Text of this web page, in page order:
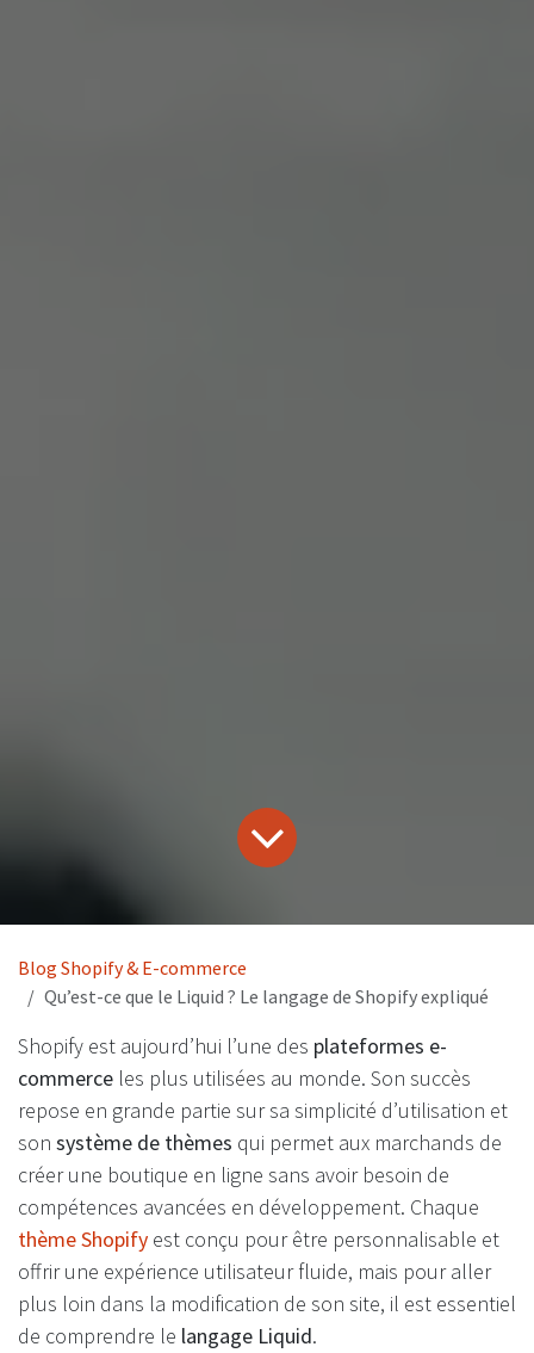
Blog Shopify & E-commerce
Qu’est-ce que le Liquid ? Le langage de Shopify expliqué
Shopify est aujourd’hui l’une des plateformes e-
commerce les plus utilisées au monde. Son succès
repose en grande partie sur sa simplicité d’utilisation et
son système de thèmes qui permet aux marchands de
créer une boutique en ligne sans avoir besoin de
compétences avancées en développement. Chaque
thème Shopify est conçu pour être personnalisable et
offrir une expérience utilisateur fluide, mais pour aller
plus loin dans la modification de son site, il est essentiel
de comprendre le langage Liquid.